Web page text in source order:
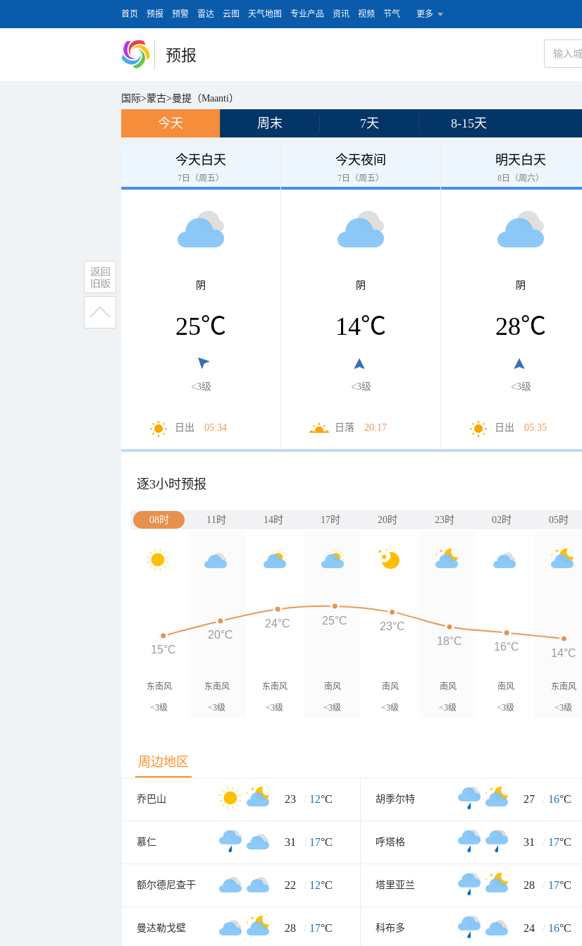
首页 预报 预警 雷达 云图 天气地图 专业产品 资讯 视频 节气 更多
预报
国际>蒙古>曼提（Maanti）
今天 周末 7天 8-15天
今天白天
7日（周五）
阴
25℃
<3级
日出 05:34
今天夜间
7日（周五）
阴
14℃
<3级
日落 20:17
明天白天
8日（周六）
阴
28℃
<3级
日出 05:35
逐3小时预报
08时 11时 14时 17时 20时 23时 02时 05时
东南风
<3级
东南风
<3级
东南风
<3级
南风
<3级
南风
<3级
南风
<3级
南风
<3级
东南风
<3级
15°C
20°C
24°C 25°C
23°C
18°C
16°C 14°C
周边地区
乔巴山 23 / 12°C 胡季尔特 27 / 16°C
慕仁 31 / 17°C 呼塔格 31 / 17°C
额尔德尼查干 22 / 12°C 塔里亚兰 28 / 17°C
曼达勒戈壁 28 / 17°C 科布多 24 / 16°C